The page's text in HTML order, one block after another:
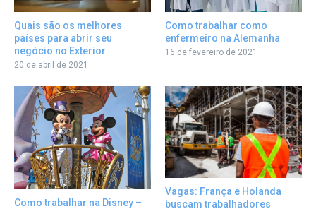
Quais são os melhores
países para abrir seu
negócio no Exterior
20 de abril de 2021
Como trabalhar como
enfermeiro na Alemanha
16 de fevereiro de 2021
Como trabalhar na Disney –
Vagas: França e Holanda
buscam trabalhadores